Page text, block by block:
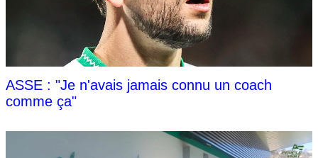
ASSE : "Je n'avais jamais connu un coach
comme ça"